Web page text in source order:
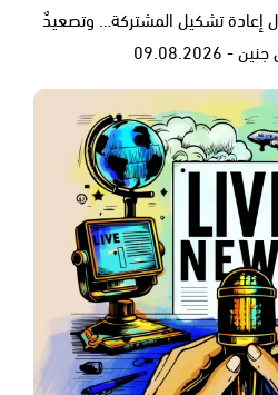
إعادة تشكيل المشتركة… وتصعيدٌ